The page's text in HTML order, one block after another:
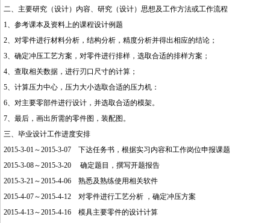
二、主要研究（设计）内容、研究（设计）思想及工作方法或工作流程
1、参考课本及资料上的课程设计例题
2、对零件进行材料分析，结构分析，精度分析并得出相应的结论；
3、确定冲压工艺方案，对零件进行排样，选取合适的排样方案；
4、查取相关数据，进行刃口尺寸的计算；
5、计算压力中心，压力大小选取合适的压力机：
6、对主要零部件进行设计，并选取合适的模架。
7、最后，画出所需的零件图，装配图。
三、毕业设计工作进度安排
2015-3-01～2015-3-07 下达任务书，根据实习内容和工作岗位申报课题
2015-3-08～2015-3-20 确定题目，撰写开题报告
2015-3-21～2015-4-06 熟悉及熟练使用相关软件
2015-4-07～2015-4-12 对零件进行工艺分析 ，确定冲压方案
2015-4-13～2015-4-16 模具主要零件的设计计算